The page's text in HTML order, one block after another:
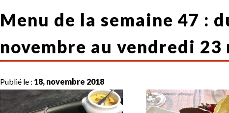
Menu de la semaine 47 :
novembre au vendredi 23
Publié le : 18, novembre 2018